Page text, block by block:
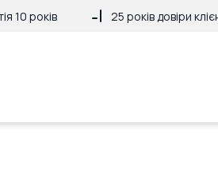
10 років 25 років довіри